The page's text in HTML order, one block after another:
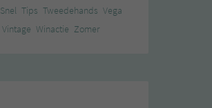
Snel Tips Tweedehands Vega
Vintage Winactie Zomer